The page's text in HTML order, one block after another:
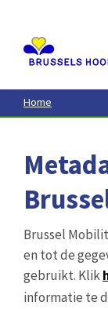
contenu
principal
Home
Brussel
en tot de
gebruikt. Klik
informatie te